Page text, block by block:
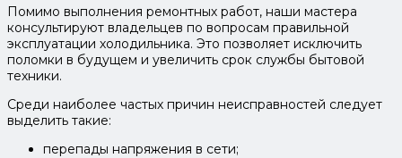
Помимо выполнения ремонтных работ, наши мастера
консультируют владельцев по вопросам правильной
эксплуатации холодильника. Это позволяет исключить
поломки в будущем и увеличить срок службы бытовой
техники.
Среди наиболее частых причин неисправностей следует
выделить такие:
перепады напряжения в сети;